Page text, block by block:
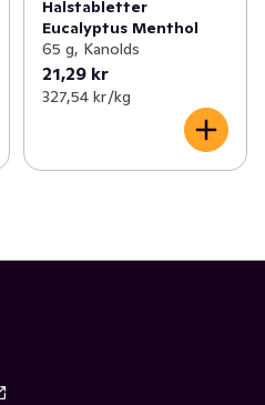
Halstabletter
Eucalyptus Menthol
65 g, Kanolds
21,29 kr
327,54 kr /kg